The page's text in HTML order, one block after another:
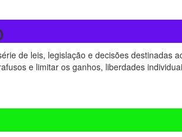
de leis, legislação e decisões destinadas
e limitar os ganhos, liberdades